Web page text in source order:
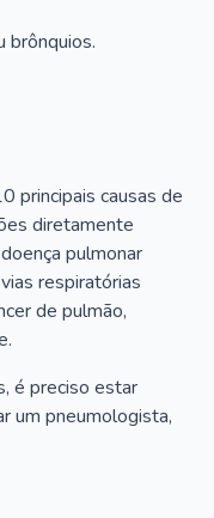
brônquios.
principais causas de
diretamente
pulmonar
respiratórias
de pulmão,
é preciso estar
um pneumologista,